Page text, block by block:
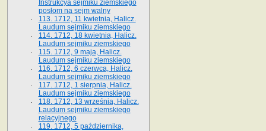
Instrukcya sejmiku ziemskiego
posłom na sejm walny
113. 1712, 11 kwietnia, Halicz.
Laudum sejmiku ziemskiego
114. 1712, 18 kwietnia, Halicz.
Laudum sejmiku ziemskiego
115. 1712, 9 maja, Halicz.
Laudum sejmiku ziemskiego
116. 1712, 6 czerwca, Halicz.
Laudum sejmiku ziemskiego
117. 1712, 1 sierpnia, Halicz.
Laudum sejmiku ziemskiego
118. 1712, 13 września, Halicz.
Laudum sejmiku ziemskiego
relacyjnego
119. 1712, 5 października,